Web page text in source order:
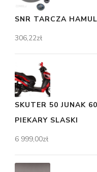
SNR TARCZA
306,22zł
SKUTER 50 JUNAK
PIEKARY SLASKI
6 999,00zł